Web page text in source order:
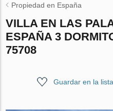
Propiedad en España
VILLA EN LAS
ESPAÑA 3
75708
Guardar en la